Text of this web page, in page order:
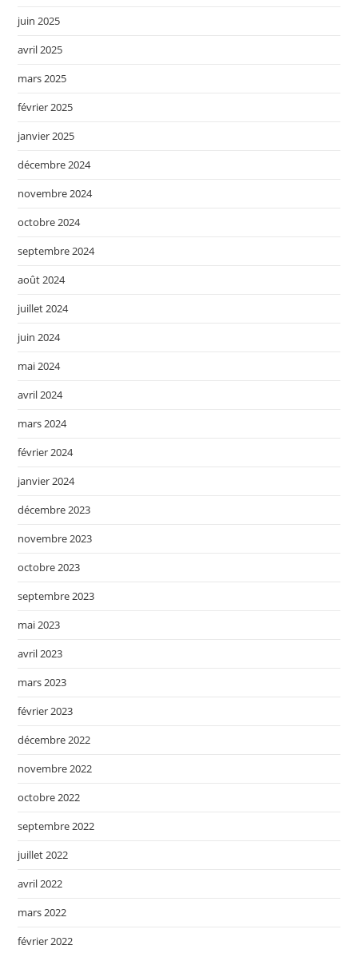
juin 2025
avril 2025
mars 2025
février 2025
janvier 2025
décembre 2024
novembre 2024
octobre 2024
septembre 2024
août 2024
juillet 2024
juin 2024
mai 2024
avril 2024
mars 2024
février 2024
janvier 2024
décembre 2023
novembre 2023
octobre 2023
septembre 2023
mai 2023
avril 2023
mars 2023
février 2023
décembre 2022
novembre 2022
octobre 2022
septembre 2022
juillet 2022
avril 2022
mars 2022
février 2022